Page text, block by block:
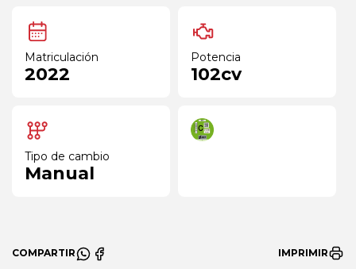
Matriculación
2022
Potencia
102cv
Tipo de cambio
Manual
COMPARTIR IMPRIMIR